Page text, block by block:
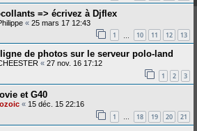
=> écrivez à Djflex
« 25 mars 17 12:43
1 10 11 12 13
de photos sur le serveur polo-land
« 27 nov. 16 17:12
1 2 3
et G40
« 15 déc. 15 22:16
1 … 18 19 20 21